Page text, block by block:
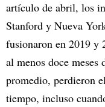
artículo de abril, los
Stanford y Nueva
fusionaron en 2019 y
al menos doce meses
promedio, perdieron
tiempo, incluso